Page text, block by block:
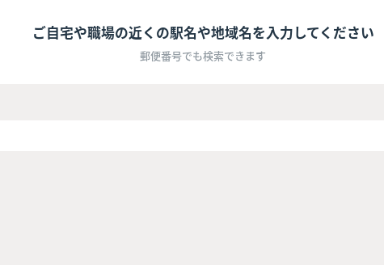
ご自宅や職場の近くの駅名や地域名を入力してください
郵便番号でも検索できます